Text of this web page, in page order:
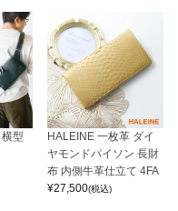
型
HALEINE 一枚革 ダイ
ヤモンドパイソン 長財
布 内側牛革仕立て 4FA
¥27,500(税込)